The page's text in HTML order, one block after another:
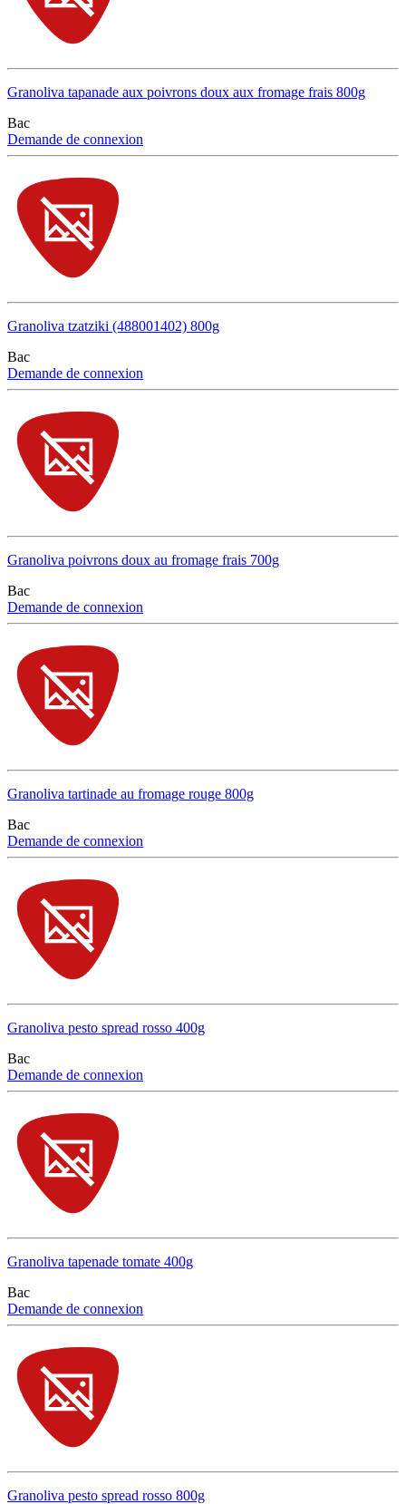
Granoliva tapanade aux poivrons doux aux fromage frais 800g
Bac
Demande de connexion
Granoliva tzatziki (488001402) 800g
Bac
Demande de connexion
Granoliva poivrons doux au fromage frais 700g
Bac
Demande de connexion
Granoliva tartinade au fromage rouge 800g
Bac
Demande de connexion
Granoliva pesto spread rosso 400g
Bac
Demande de connexion
Granoliva tapenade tomate 400g
Bac
Demande de connexion
Granoliva pesto spread rosso 800g